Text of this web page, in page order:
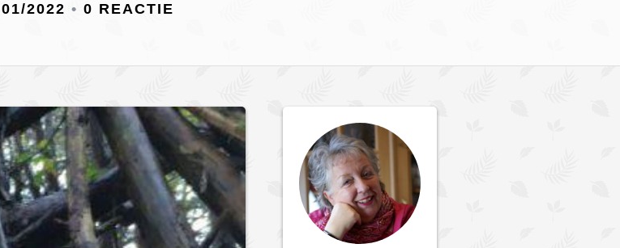
2022 • 0 REACTIE